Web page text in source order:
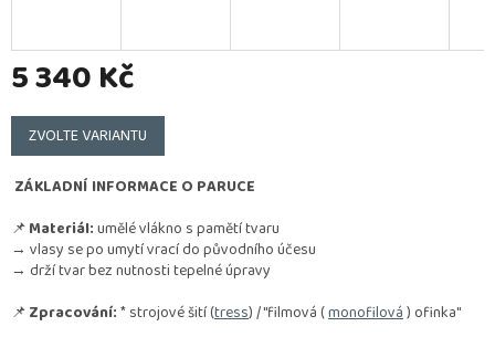
5 340 Kč
Měrná
cena:
ZVOLTE VARIANTU
ZÁKLADNÍ INFORMACE O PARUCE
📌Materiál:umělé vlákno s pamětí tvaru
→ vlasy se po umytí vrací do původního účesu
→ drží tvar bez nutnosti tepelné úpravy
📌Zpracování:* strojové šití (tress) / "filmová (monofilová) ofinka"